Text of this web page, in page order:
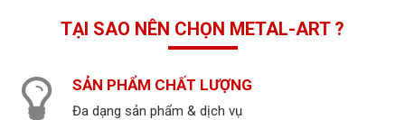
TẠI SAO NÊN CHỌN METAL-ART ?
SẢN PHẨM CHẤT LƯỢNG
Đa dạng sản phẩm & dịch vụ